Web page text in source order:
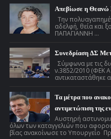
Απεβίωσε η Θεανώ
Την
αδελφή, θεία
ΠΑΠΑΓΙΑΝΝΗ ...
Συνεδρίαση ΔΣ
Σύμφωνα με τις
ν.3852/2010 (ΦΕΚ
αντικαταστάθηκε
Τα μέτρα που
αντιμετώπιση της
Αυστηρή
όλων των καταγγελιών που
βίας ανακοίνωσε το Υπουργείο